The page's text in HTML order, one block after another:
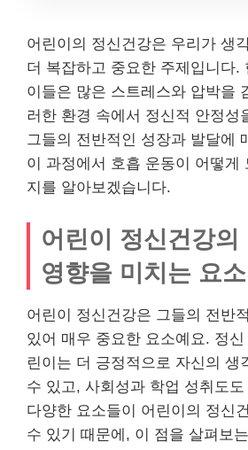
어린이의 정신건강은 우리가 생
더 복잡하고 중요한 주제입니다.
이들은 많은 스트레스와 압박을
러한 환경 속에서 정신적 안정성
그들의 전반적인 성장과 발달에
이 과정에서 호흡 운동이 어떻게
지를 알아보겠습니다.
어린이 정신건강의
영향을 미치는 요
어린이 정신건강은 그들의 전반
있어 매우 중요한 요소예요. 정
린이는 더 긍정적으로 자신의 생
수 있고, 사회성과 학업 성취도
다양한 요소들이 어린이의 정신
수 있기 때문에, 이 점을 살펴보